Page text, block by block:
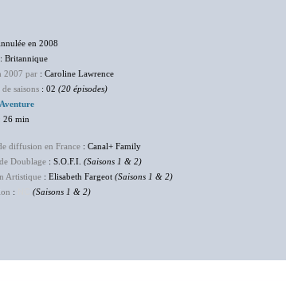
en 2008
: Britannique
2007 par : Caroline Lawrence
saisons : 02 (20 épisodes)
Aventure
: 26 min
diffusion en France : Canal+ Family
Doublage : S.O.F.I. (Saisons 1 & 2)
Artistique : Elisabeth Fargeot (Saisons 1 & 2)
: (Saisons 1 & 2)